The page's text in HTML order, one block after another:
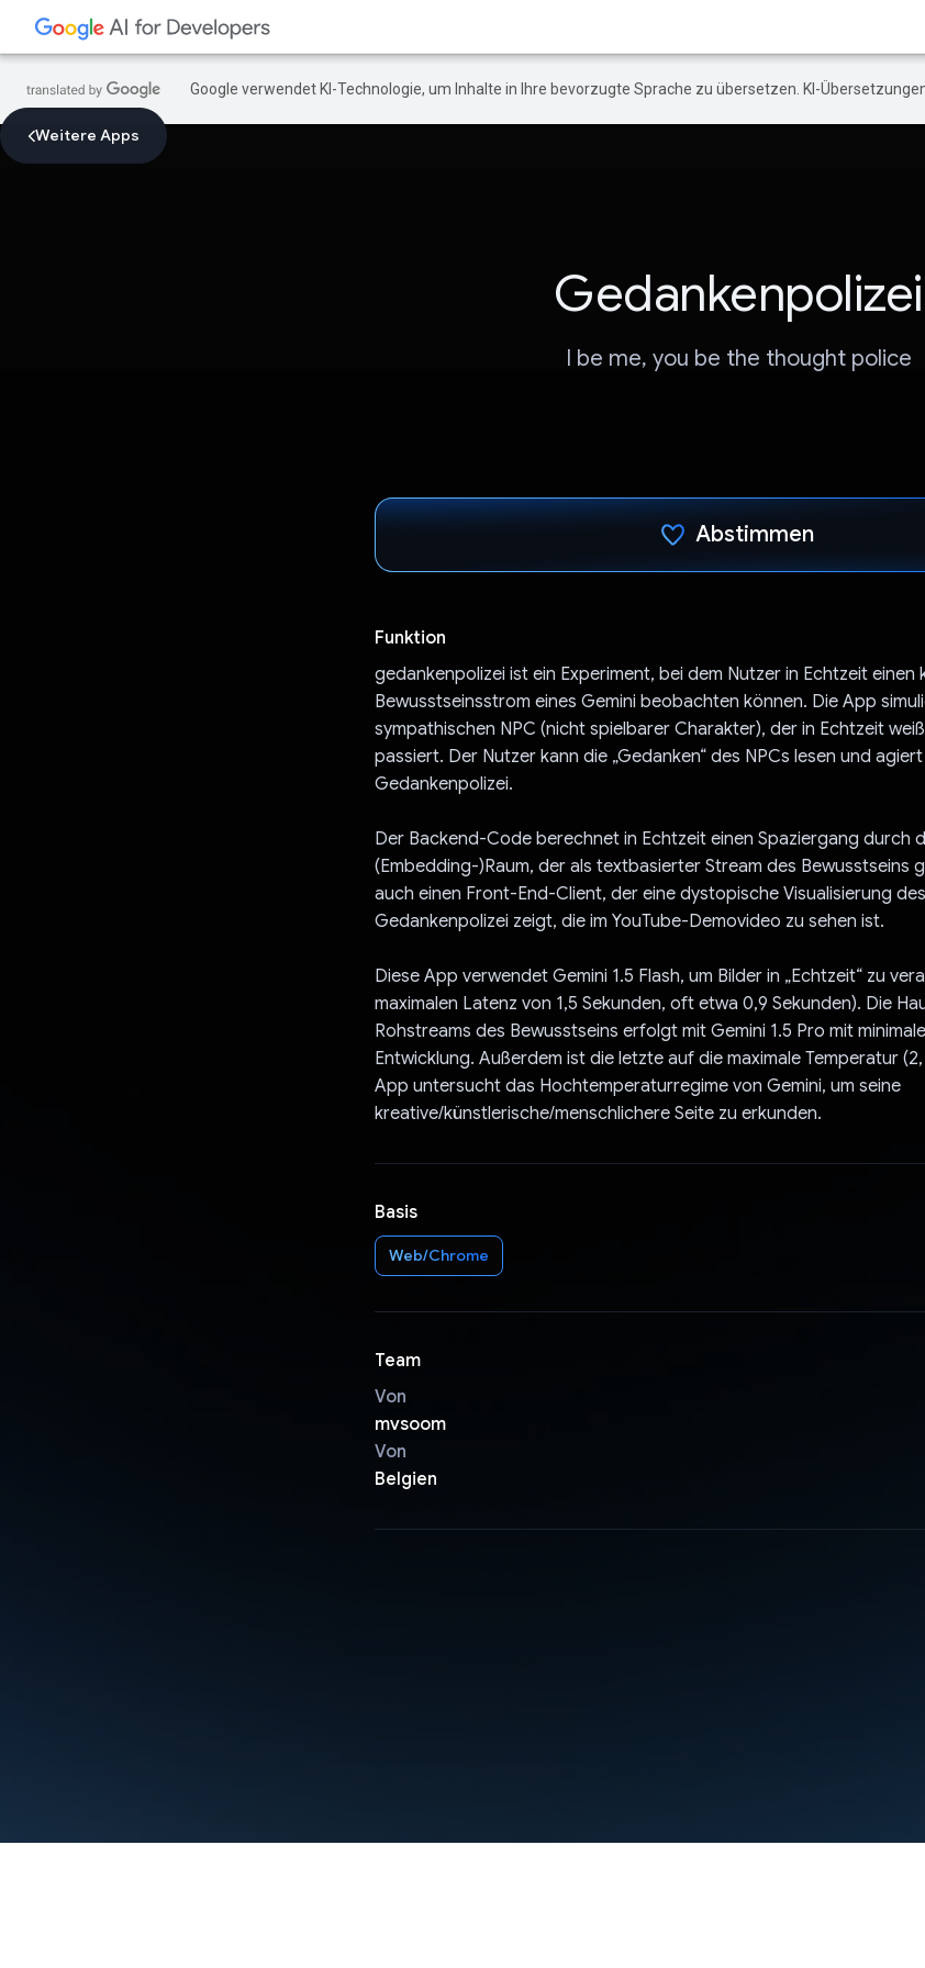
Google verwendet KI-Technologie, um Inhalte in Ihre bevorzugte Sprache zu übersetzen. KI-
Weitere Apps
Gedankenpolizei
I be me, you be the thought police
Abstimmen
Funktion
gedankenpolizei ist ein Experiment, bei dem Nutzer in Echtzeit einen
Bewusstseinsstrom eines Gemini beobachten können. Die App
sympathischen NPC (nicht spielbarer Charakter), der in Echtzeit
passiert. Der Nutzer kann die „Gedanken“ des NPCs lesen und
Gedankenpolizei.
Der Backend-Code berechnet in Echtzeit einen Spaziergang durch
(Embedding-)Raum, der als textbasierter Stream des Bewusstseins
auch einen Front-End-Client, der eine dystopische Visualisierung
Gedankenpolizei zeigt, die im YouTube-Demovideo zu sehen ist.
Diese App verwendet Gemini 1.5 Flash, um Bilder in „Echtzeit“ zu
maximalen Latenz von 1,5 Sekunden, oft etwa 0,9 Sekunden). Die
Rohstreams des Bewusstseins erfolgt mit Gemini 1.5 Pro mit
Entwicklung. Außerdem ist die letzte auf die maximale Temperatur
App untersucht das Hochtemperaturregime von Gemini, um seine
kreative/künstlerische/menschlichere Seite zu erkunden.
Basis
Web/Chrome
Team
Von
mvsoom
Von
Belgien